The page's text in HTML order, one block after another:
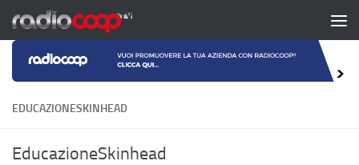
Salta al contenuto
EDUCAZIONESKINHEAD
EducazioneSkinhead